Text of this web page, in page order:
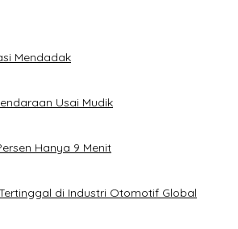
Mendadak
Usai Mudik
Hanya 9 Menit
di Industri Otomotif Global